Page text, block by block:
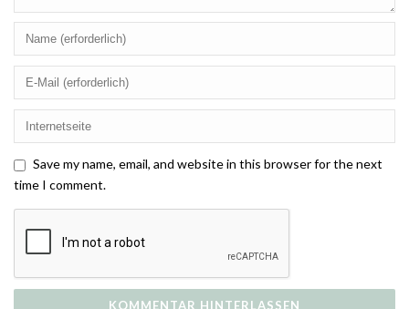
Save my name, email, and website in this browser for the next
time I comment.